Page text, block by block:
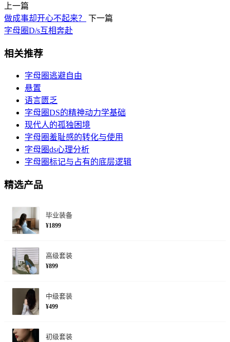
上一篇
做成事却开心不起来？
下一篇
字母圈D/s互相奔赴
相关推荐
字母圈逃避自由
悬置
语言匮乏
字母圈DS的精神动力学基础
现代人的孤独困境
字母圈羞耻感的转化与使用
字母圈ds心理分析
字母圈标记与占有的底层逻辑
精选产品
毕业装备
¥1899
高级套装
¥899
中级套装
¥499
初级套装